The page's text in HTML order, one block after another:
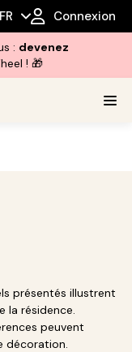
FR Connexion
: devenez
! 🎁
présentés illustrent
la résidence.
peuvent
décoration.